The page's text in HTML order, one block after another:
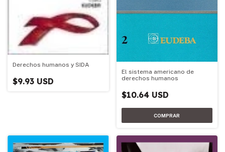
Derechos humanos y SIDA
$9.93 USD
El sistema americano de
derechos humanos
$10.64 USD